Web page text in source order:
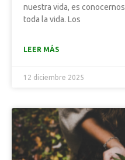
nuestra vida, es
toda la vida. Los
LEER MÁS
12 diciembre 2025